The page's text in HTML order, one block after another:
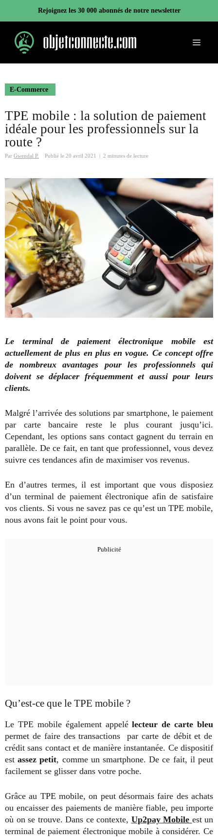
contenu
Rejoignez les 30 000 abonnés de notre newsletter
Menu
E-Commerce
TPE mobile : la solution de paiement
idéale pour les professionnels sur la
route ?
Par Gwendal P. Publié le 20 avril 2021 2 minutes de lecture
Le terminal de paiement électronique mobile est
actuellement de plus en plus en vogue. Ce concept offre
de nombreux avantages pour les professionnels qui
doivent se déplacer fréquemment et aussi pour leurs
clients.
Malgré l’arrivée des solutions par smartphone, le paiement
par carte bancaire reste le plus courant jusqu’ici.
Cependant, les options sans contact gagnent du terrain en
parallèle. De ce fait, en tant que professionnel, vous devez
suivre ces tendances afin de maximiser vos revenus.
En d’autres termes, il est important que vous disposiez
d’un terminal de paiement électronique afin de satisfaire
vos clients. Si vous ne savez pas ce qu’est un TPE mobile,
nous avons fait le point pour vous.
Qu’est-ce que le TPE mobile ?
Le TPE mobile également appelélecteur de carte bleu
permet de faire des transactions par carte de débit et de
crédit sans contact et de manière instantanée. Ce dispositif
estassez petit, comme un smartphone. De ce fait, il peut
facilement se glisser dans votre poche.
Grâce au TPE mobile, on peut désormais faire des achats
ou encaisser des paiements de manière fiable, peu importe
où on se trouve. Dans ce contexte, Up2payMobile est un
terminal de paiement électronique mobile à considérer. Ce